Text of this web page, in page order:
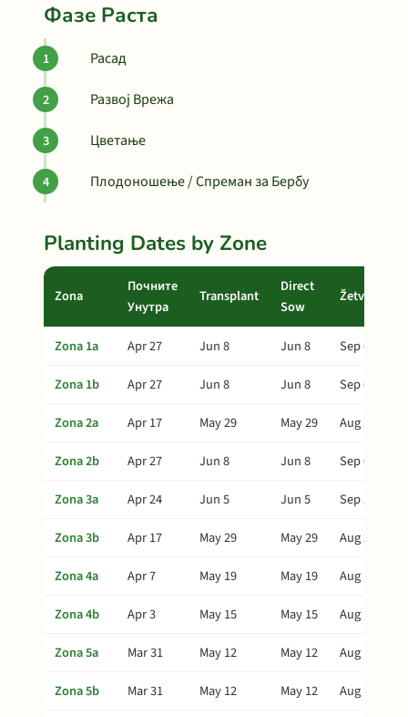
Фазе Раста
Расад
Развој Врежа
Цветање
Плодоношење / Спреман за Бербу
Planting Dates by Zone
Zona
Почните
Унутра
Transplant
Direct
Sow
Žetva
Zona 1a Apr 27 Jun 8 Jun 8
Sep 6
Zona 1b
Apr 27 Jun 8 Jun 8
Sep 6
Zona 2a
Apr 17 May 29 May 29
Aug 27
Zona 2b
Apr 27 Jun 8 Jun 8
Sep 6
Zona 3a
Apr 24 Jun 5 Jun 5
Sep 3
Zona 3b
Apr 17 May 29 May 29
Aug 27
Zona 4a
Apr 7 May 19 May 19
Aug 17
Zona 4b
Apr 3 May 15 May 15
Aug 13
Zona 5a
Mar 31 May 12 May 12
Aug 10
Zona 5b
Mar 31 May 12 May 12
Aug 10